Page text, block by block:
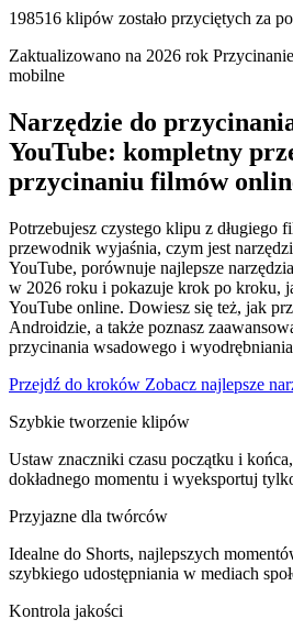
198516 klipów zostało przyciętych za
Zaktualizowano na 2026 rok Przycinanie
mobilne
Narzędzie do
YouTube: kompletny
przycinaniu filmów
Potrzebujesz czystego klipu z
przewodnik wyjaśnia, czym jest
YouTube, porównuje najlepsze
w 2026 roku i pokazuje krok po kroku,
YouTube online. Dowiesz się też, jak
Androidzie, a także poznasz
przycinania wsadowego i
Przejdź do kroków Zobacz najlepsze
Szybkie tworzenie klipów
Ustaw znaczniki czasu początku i
dokładnego momentu i wyeksportuj
Przyjazne dla twórców
Idealne do Shorts, najlepszych
szybkiego udostępniania w mediach
Kontrola jakości